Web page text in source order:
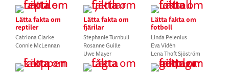
Lätta fakta om
reptiler
Catriona Clarke
Connie McLennan
Lätta fakta om
fjärilar
Stephanie Turnbull
Rosanne Guille
Uwe Mayer
Lätta fakta om
fotboll
Linda Pelenius
Eva Vidén
Lena Thoft Sjöström